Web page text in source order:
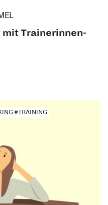
Trainerinnen-
#TRAINING